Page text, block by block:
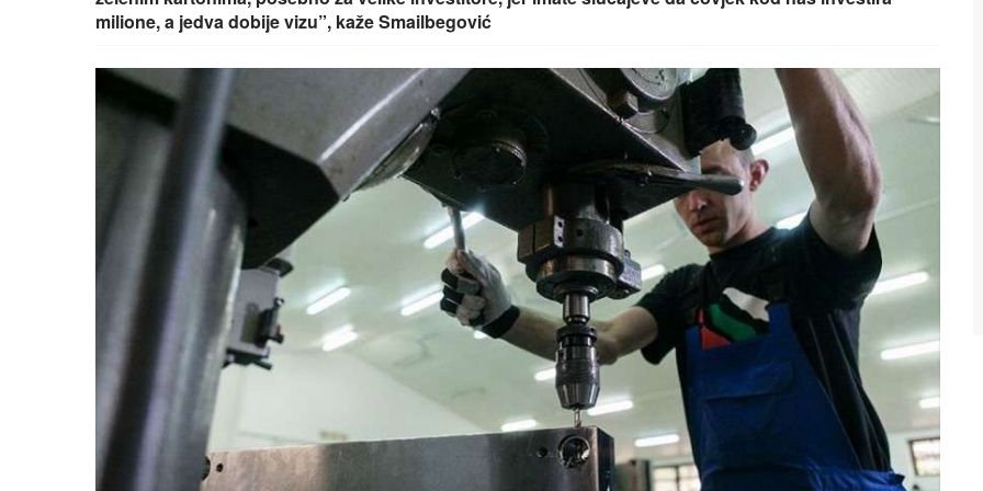
milione, a jedva dobije vizu”, kaže Smailbegović